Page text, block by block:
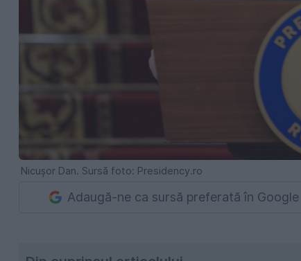
Nicușor Dan. Sursă foto: Presidency.ro
Adaugă-ne ca sursă preferată în Google